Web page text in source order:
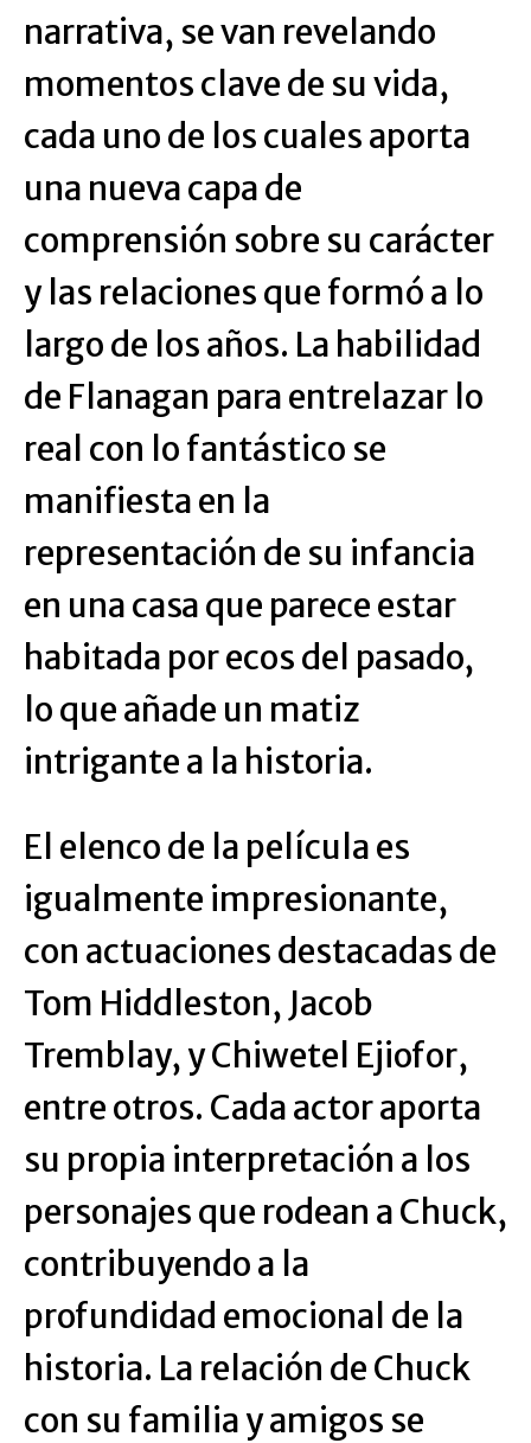
narrativa, se van revelando
momentos clave de su vida,
cada uno de los cuales aporta
una nueva capa de
comprensión sobre su carácter
y las relaciones que formó a lo
largo de los años. La habilidad
de Flanagan para entrelazar lo
real con lo fantástico se
manifiesta en la
representación de su infancia
en una casa que parece estar
habitada por ecos del pasado,
lo que añade un matiz
intrigante a la historia.
El elenco de la película es
igualmente impresionante,
con actuaciones destacadas de
Tom Hiddleston, Jacob
Tremblay, y Chiwetel Ejiofor,
entre otros. Cada actor aporta
su propia interpretación a los
personajes que rodean a Chuck,
contribuyendo a la
profundidad emocional de la
historia. La relación de Chuck
con su familia y amigos se